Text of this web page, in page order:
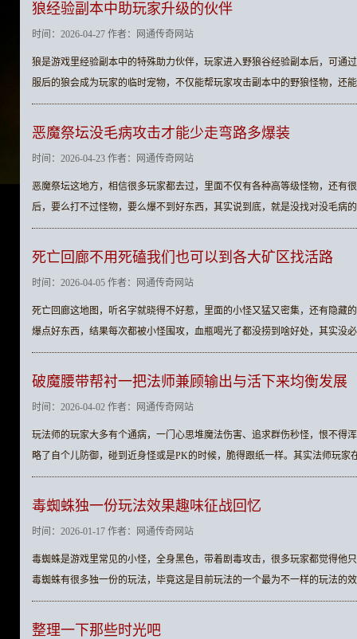
狼经验副本中助玩家升级的伙伴
时间：2026-04-27 作者：网通传奇网站
狼是游戏里经验副本中的特殊助力伙伴，玩家进入野狼谷经验副本后，可通
服后的狼会成为玩家的临时宠物，不仅能帮玩家攻击副本中的野狼怪物，还
恶魔祭坛没毛病攻击才能少走弯路多爆装
时间：2026-04-23 作者：网通传奇网站
恶魔祭坛这地方，相信很多玩家都去过，里面不仅有各种高等级怪物，还有
后，要么打不过怪物，要么爆不到好东西，其实说到底，就是没找对没毛病
死亡回廊不用死磕我们也可以到各大矿区找活路
时间：2026-04-05 作者：网通传奇网站
死亡回廊这地图，听名字就晓得不好惹，里面的小怪又猛又密集，还有隐藏
爆点好东西，结果每次都被小怪围攻，血瓶喝光了都没捞到啥好处，其实没
破魔腰带帮衬一把法师兼顾输出与活下来均衡发展
时间：2026-04-02 作者：网通传奇网站
玩法师的玩家大多有个通病，一门心思堆魔法伤害、追求群伤秒怪，恨不得
略了自个儿防御，碰到近身怪或是PK的时候，脆得跟纸一样。其实法师玩家
毒蜘蛛独一份玩法效果趣味征战回忆
时间：2026-01-17 作者：网通传奇网站
毒蜘蛛是游戏里常见的小怪，全身黑色，带着剧毒攻击，很多玩家都觉得他
毒蜘蛛有很多独一份的玩法，毕竟这是目前玩法的一个最为不一样的玩法的
整理一下那些时光吧